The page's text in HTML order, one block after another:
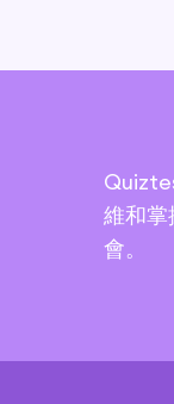
維和掌
會。